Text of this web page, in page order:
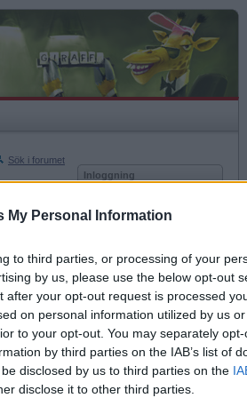
My Personal Information
to third parties, or processing of your
by us, please use the below opt-out
after your opt-out request is processed
on personal information utilized by us
to your opt-out. You may separately
by third parties on the IAB’s list of
disclosed by us to third parties on the
disclose it to other third parties.
Sök i forumet
Nästa sida »
01-12 13:13
men
Inloggning
Kom ihåg mig
Glömt ditt lösenord?
Få ny aktiveringslänk
Betapet är gratis!